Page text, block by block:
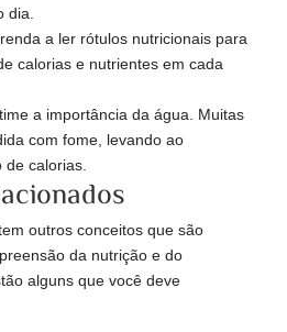
dia.
a ler rótulos nutricionais para
calorias e nutrientes em cada
a importância da água. Muitas
com fome, levando ao
de calorias.
outros conceitos que são
da nutrição e do
alguns que você deve